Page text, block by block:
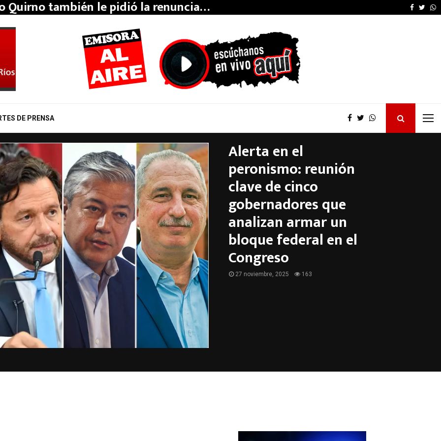
Quirno también le pidió la renuncia… Nancy Miranda
DE PRENSA
Alerta en el
peronismo: reunión
clave de cinco
gobernadores que
analizan armar un
bloque federal en el
Congreso
27 noviembre, 2025 163